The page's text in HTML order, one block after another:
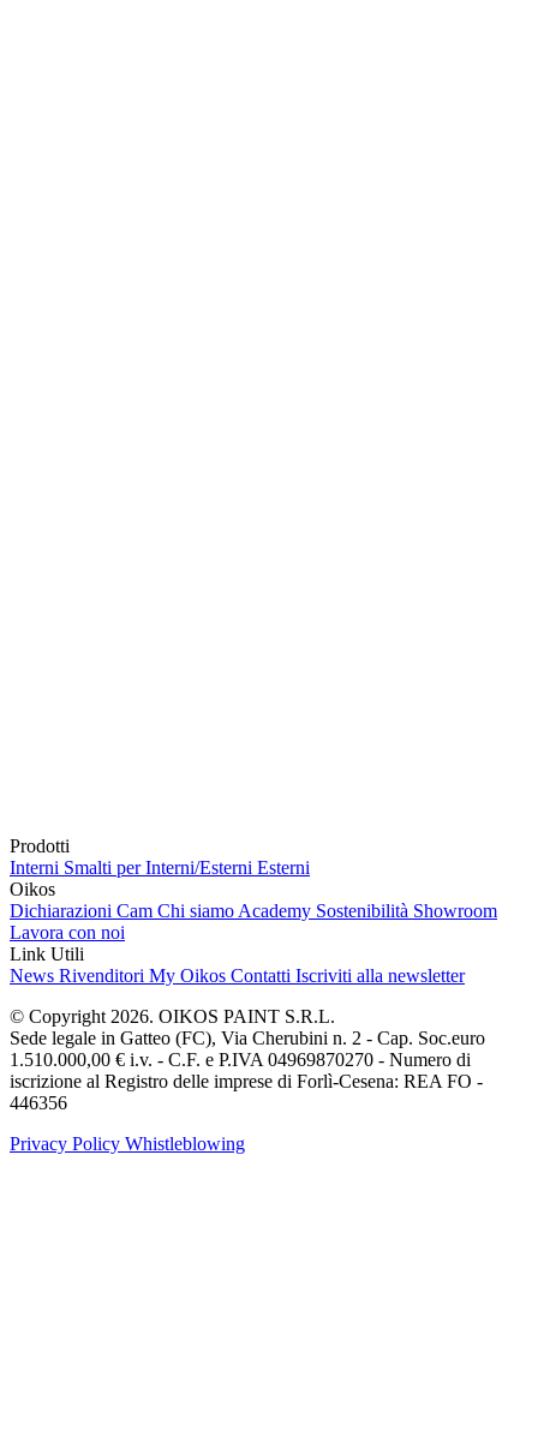
Prodotti
Interni Smalti per Interni/Esterni Esterni
Oikos
Dichiarazioni Cam Chi siamo Academy Sostenibilità Showroom
Lavora con noi
Link Utili
News Rivenditori My Oikos Contatti Iscriviti alla newsletter
© Copyright 2026. OIKOS PAINT S.R.L.
Sede legale in Gatteo (FC), Via Cherubini n. 2 - Cap. Soc.euro
1.510.000,00 € i.v. - C.F. e P.IVA 04969870270 - Numero di
iscrizione al Registro delle imprese di Forlì-Cesena: REA FO -
446356
Privacy Policy Whistleblowing